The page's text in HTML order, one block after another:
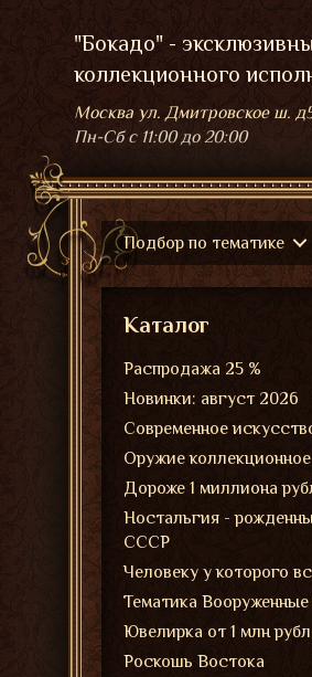
"Бокадо" -
коллекционного
Москва ул. Дмитровское ш.
Пн-Сбс 11:00 до 20:00
Подбор по тематике
Каталог
Распродажа 25 %
Новинки: август 2026
Современное
Оружие коллекционное
Дороже 1 миллиона
Ностальгия -
СССР
Человеку у которого
Тематика
Ювелирка от 1 млн
Роскошь Востока